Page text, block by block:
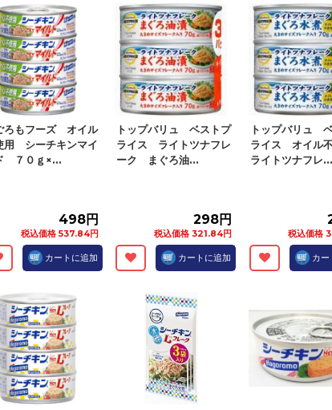
ろもフーズ オイル
用 シーチキンマイ
７０ｇ×...
498円
税込価格 537.84円
カートに追加
トップバリュ ベストプ
ライス ライトツナフレ
ーク まぐろ油...
298円
税込価格 321.84円
カートに追加
トップバリュ
ライス オイル
ライトツナフレ...
税込価格
カー